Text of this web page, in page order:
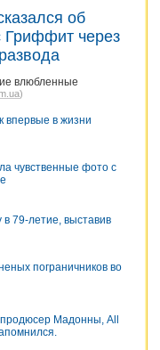
об
Гриффит через
влюбленные
)
впервые в жизни
чувственные фото с
в 79-летие, выставив
пограничников во
продюсер Мадонны, All